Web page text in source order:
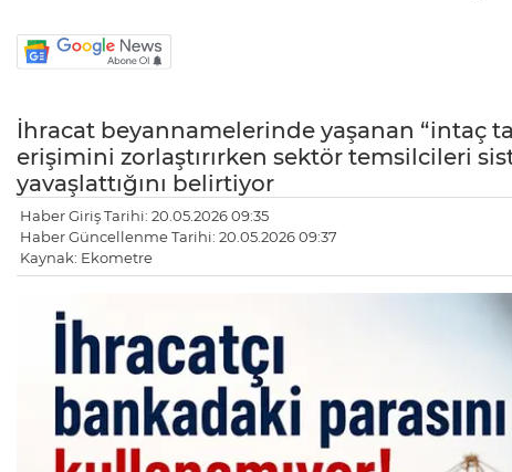
İhracat beyannamelerinde yaşanan “intaç
erişimini zorlaştırırken sektör temsilcileri
yavaşlattığını belirtiyor
Haber Giriş Tarihi: 20.05.2026 09:35
Haber Güncellenme Tarihi: 20.05.2026 09:37
Kaynak: Ekometre